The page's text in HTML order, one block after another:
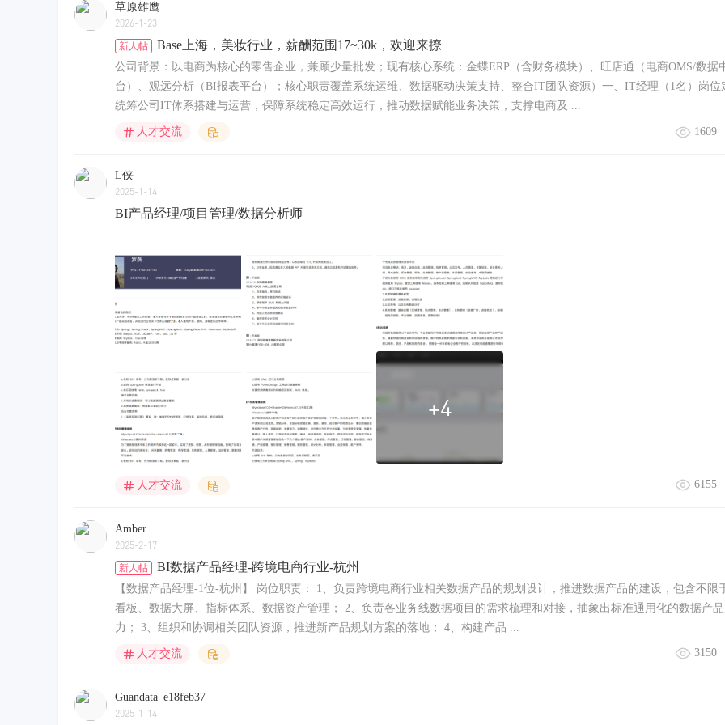
草原雄鹰
2026-1-23
新人帖 Base上海，美妆行业，薪酬范围17~30k，欢迎来撩
公司背景：以电商为核心的零售企业，兼顾少量批发；现有核心系统：金蝶ERP（含财务模块）、旺店通（电商OMS/数据
台）、观远分析（BI报表平台）；核心职责覆盖系统运维、数据驱动决策支持、整合IT团队资源）一、IT经理（1名）岗位
统筹公司IT体系搭建与运营，保障系统稳定高效运行，推动数据赋能业务决策，支撑电商及 ...
人才交流 1609
L侠
2025-1-14
BI产品经理/项目管理/数据分析师
+4
人才交流 6155
Amber
2025-2-17
新人帖 BI数据产品经理-跨境电商行业-杭州
【数据产品经理-1位-杭州】 岗位职责： 1、负责跨境电商行业相关数据产品的规划设计，推进数据产品的建设，包含不限
看板、数据大屏、指标体系、数据资产管理； 2、负责各业务线数据项目的需求梳理和对接，抽象出标准通用化的数据产
力； 3、组织和协调相关团队资源，推进新产品规划方案的落地； 4、构建产品 ...
人才交流 3150
Guandata_e18feb37
2025-1-14